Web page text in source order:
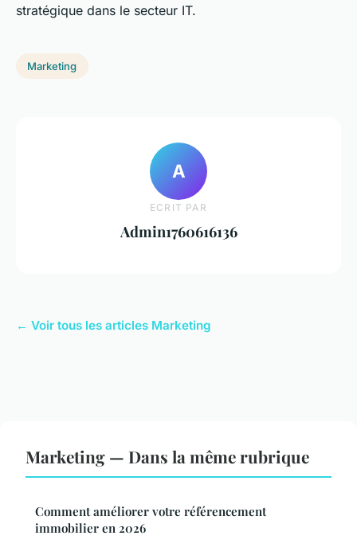
stratégique dans le secteur IT.
Marketing
A
ECRIT PAR
Admin1760616136
← Voir tous les articles Marketing
Marketing — Dans la même rubrique
Comment améliorer votre référencement
immobilier en 2026